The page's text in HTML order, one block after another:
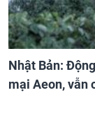
Nhật Bản:
mại Aeon, vẫn